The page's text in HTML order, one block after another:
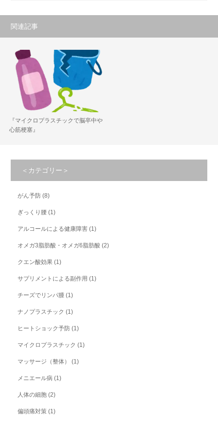
関連記事
『マイクロプラスチックで脳卒中や
心筋梗塞』
＜カテゴリー＞
がん予防 (8)
ぎっくり腰 (1)
アルコールによる健康障害 (1)
オメガ3脂肪酸・オメガ6脂肪酸 (2)
クエン酸効果 (1)
サプリメントによる副作用 (1)
チーズでリンパ腫 (1)
ナノプラスチック (1)
ヒートショック予防 (1)
マイクロプラスチック (1)
マッサージ（整体） (1)
メニエール病 (1)
人体の細胞 (2)
偏頭痛対策 (1)